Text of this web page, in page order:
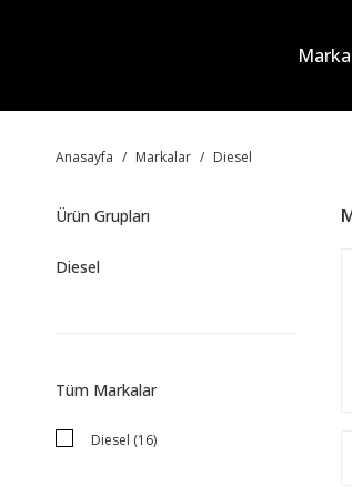
Anasayfa Markalar Diesel
Ürün Grupları
Diesel
Tüm Markalar
Diesel (16)